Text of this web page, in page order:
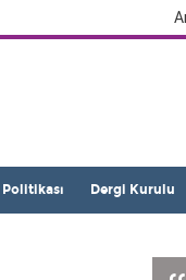
Politikası Dergi Kurulu